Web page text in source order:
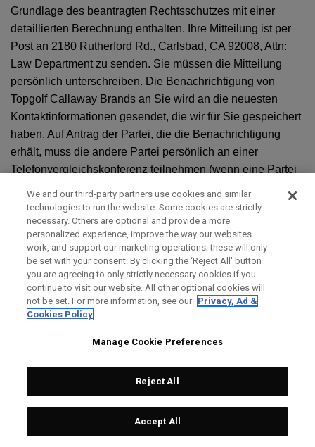
Grundlage des beantragten Rechtsschutzes mit einer
detaillierten Berechnung enthalten. Ihre Mitteilung ist per
Post an 2180 Rutherford Rd., Carlsbad, CA 92008, Attn:
Law Department zu senden. Sie müssen die Mitteilung
persönlich unterschreiben. Die Benachrichtigung von
Topgolf Callaway Brands an Sie wird an die neuesten
Kontaktinformationen gesendet, die wir für Sie gespeichert
haben. Auf Antrag der Partei, die die Benachrichtigung
erhält, muss die andere Partei persönlich an einer
Telefonvergleichskonferenz teilnehmen (wenn eine Partei
teilnehmen), um den Anspruch zu erörtern. Wenn die
Forderung nicht innerhalb von sechzig (60) Tagen nach
Erhalt der Mitteilung (diese Frist kann im Einvernehmen
zwischen Ihnen und uns verlängert werden) beigelegt wird,
können Sie oder Topgolf Callaway Brands ein
Schiedsverfahren einleiten, das mit dem unten
beschriebenen Verfahren übereinstimmt. Die Einhaltung
Streitbeilegungsverfahrens ist eine aufschiebende
Schiedsverfahren. Die Verjährungsfrist und die Fristen für
die Einreichung von Gebühren für ein formelles
Schiedsverfahren werden gewahrt, während sich die
Parteien an diesem informellen Streitbeilegungsverfahren
We and our third-party partners use cookies and similar
technologies to run the website. Some cookies are strictly
necessary. Others are optional and provide a more
personalized experience, improve the way our websites
work, and support our marketing operations; these will only
be set with your consent. By clicking the ‘Reject All' button
you are agreeing to only strictly necessary cookies if you
continue to visit our website. All other optional cookies will
not be set. For more information, see our Privacy, Ad &
Cookies Policy
Manage Cookie Preferences
Reject All
Accept All